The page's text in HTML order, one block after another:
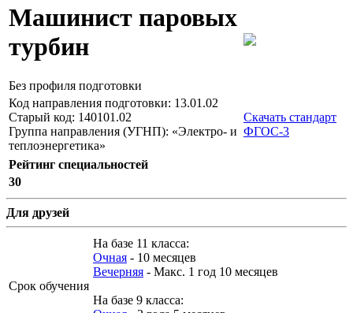
Машинист паровых
турбин
Без профиля подготовки
Код направления подготовки: 13.01.02
Старый код: 140101.02
Группа направления (УГНП): «Электро- и
теплоэнергетика»
Скачать стандарт
ФГОС-3
Рейтинг специальностей
30
Для друзей
Срок обучения
На базе 11 класса:
Очная - 10 месяцев
Вечерняя - Макс. 1 год 10 месяцев
На базе 9 класса: